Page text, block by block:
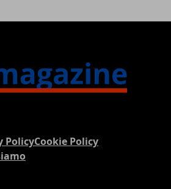
PolicyCookie Policy